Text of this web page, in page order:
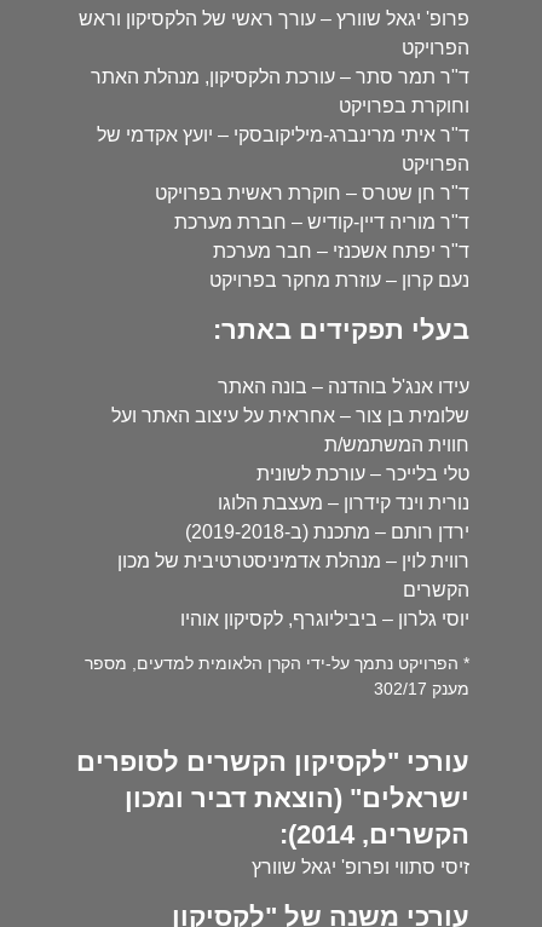
פרופ' יגאל שוורץ – עורך ראשי של הלקסיקון וראש
הפרויקט
ד"ר תמר סתר – עורכת הלקסיקון, מנהלת האתר
וחוקרת בפרויקט
ד"ר איתי מרינברג-מיליקובסקי – יועץ אקדמי של
הפרויקט
ד"ר חן שטרס – חוקרת ראשית בפרויקט
ד"ר מוריה דיין-קודיש – חברת מערכת
ד"ר יפתח אשכנזי – חבר מערכת
נעם קרון – עוזרת מחקר בפרויקט
בעלי תפקידים באתר:
עידו אנג'ל בוהדנה – בונה האתר
שלומית בן צור – אחראית על עיצוב האתר ועל
חווית המשתמש/ת
טלי בלייכר – עורכת לשונית
נורית וינד קידרון – מעצבת הלוגו
ירדן רותם – מתכנת (ב-2019-2018)
רווית לוין – מנהלת אדמיניסטרטיבית של מכון
הקשרים
יוסי גלרון – ביביליוגרף, לקסיקון אוהיו
* הפרויקט נתמך על-ידי הקרן הלאומית למדעים, מספר
מענק 302/17
עורכי "לקסיקון הקשרים לסופרים
ישראלים" (הוצאת דביר ומכון
הקשרים, 2014):
זיסי סתווי ופרופ' יגאל שוורץ
עורכי משנה של "לקסיקון